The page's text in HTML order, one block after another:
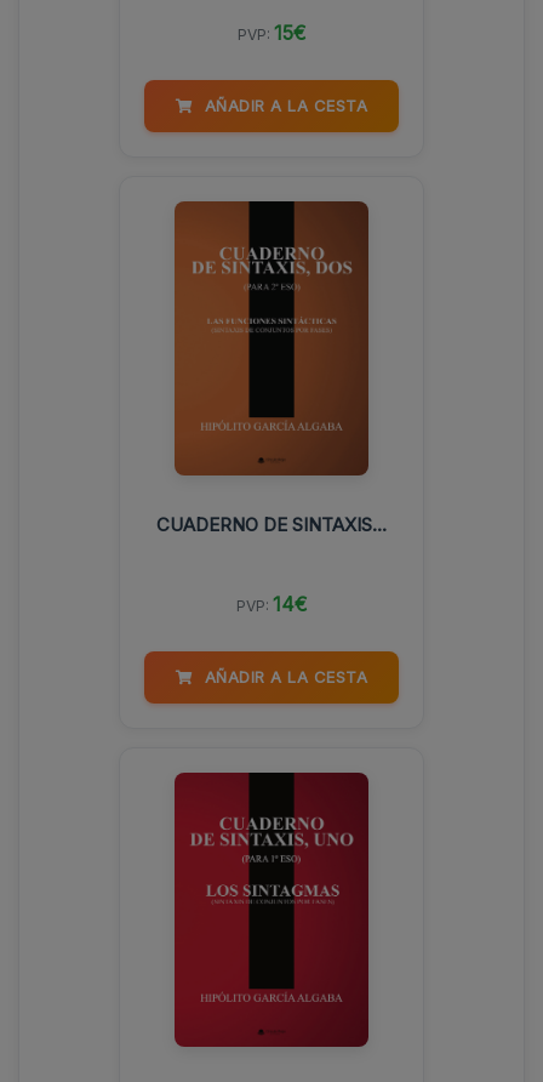
PVP: 15€
AÑADIR A LA CESTA
CUADERNO DE SINTAXIS...
PVP: 14€
AÑADIR A LA CESTA